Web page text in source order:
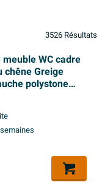
3526 Résultats
WC cadre
chêne Greige
polystone